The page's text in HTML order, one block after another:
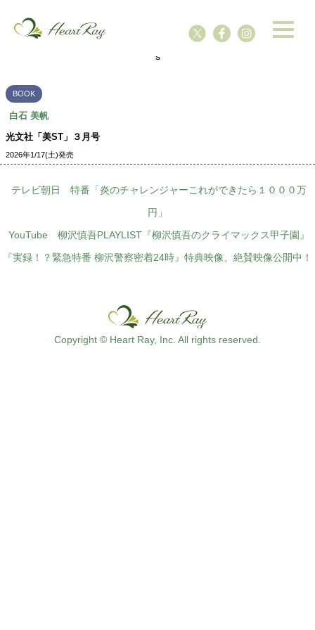
s
BOOK
白石 美帆
光文社「美ST」３月号
2026年1/17(土)発売
テレビ朝日 特番「炎のチャレンジャーこれができたら１０００万
円」
YouTube 柳沢慎吾PLAYLIST『柳沢慎吾のクライマックス甲子園』
『実録！？緊急特番 柳沢警察密着24時』特典映像、絶賛映像公開中！
Copyright © Heart Ray, Inc. All rights reserved.